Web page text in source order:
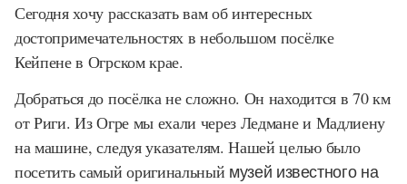
Сегодня хочу рассказать вам об интересных
достопримечательностях в небольшом посёлке
Кейпене в Огрском крае.
Добраться до посёлка не сложно. Он находится в 70 км
от Риги. Из Огре мы ехали через Ледмане и Мадлиену
на машине, следуя указателям. Нашей целью было
посетить самый оригинальный музей известного на